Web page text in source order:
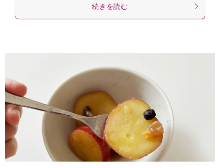
続きを読む